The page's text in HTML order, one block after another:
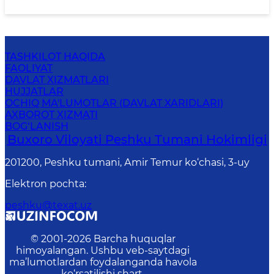
TASHKILOT HAQIDA
FAOLIYAT
DAVLAT XIZMATLARI
HUJJATLAR
OCHIQ MA'LUMOTLAR (DAVLAT XARIDLARI)
AXBOROT XIZMATI
BOG‘LANISH
Buxoro Viloyati Peshku Tumani Hokimligi
201200, Peshku tumani, Аmir Temur ko‘chasi, 3-uy
Elektron pochta:
peshku@texat.uz
© 2001-2026 Barcha huquqlar
himoyalangan. Ushbu veb-saytdagi
ma’lumotlardan foydalanganda havola